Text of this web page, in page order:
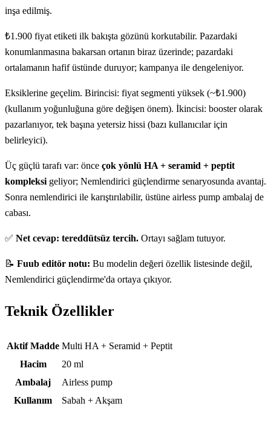
inşa edilmiş.
₺1.900 fiyat etiketi ilk bakışta gözünü korkutabilir. Pazardaki
konumlanmasına bakarsan ortanın biraz üzerinde; pazardaki
ortalamanın hafif üstünde duruyor; kampanya ile dengeleniyor.
Eksiklerine geçelim. Birincisi: fiyat segmenti yüksek (~₺1.900)
(kullanım yoğunluğuna göre değişen önem). İkincisi: booster olarak
pazarlanıyor, tek başına yetersiz hissi (bazı kullanıcılar için
belirleyici).
Üç güçlü tarafı var: önce çok yönlü HA + seramid + peptit
kompleksigeliyor; Nemlendirici güçlendirme senaryosunda avantaj.
Sonra nemlendirici ile karıştırılabilir, üstüne airless pump ambalaj de
cabası.
✅ Net cevap: tereddütsüz tercih. Ortayı sağlam tutuyor.
📝 Fuub editör notu: Bu modelin değeri özellik listesinde değil,
Nemlendirici güçlendirme'da ortaya çıkıyor.
Teknik Özellikler
Teknik özellikler
Aktif Madde Multi HA + Seramid + Peptit
Hacim
20 ml
Ambalaj
Airless pump
Kullanım
Sabah + Akşam